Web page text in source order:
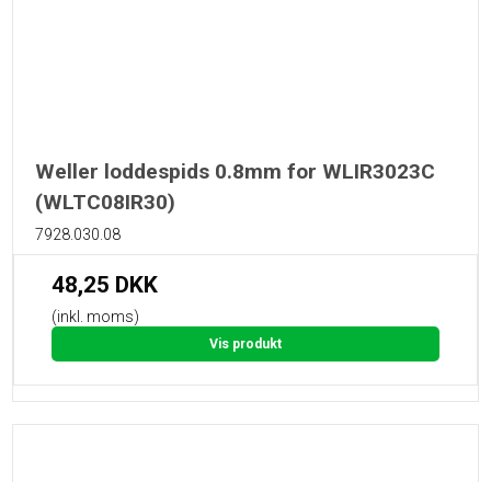
Weller loddespids 0.8mm for WLIR3023C
(WLTC08IR30)
7928.030.08
48,25 DKK
(inkl. moms)
Vis produkt